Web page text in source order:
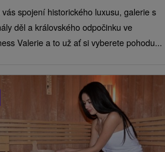
vás spojení historického luxusu, galerie s
děl a královského odpočinku ve
Valerie a to už ať si vyberete pohodu...